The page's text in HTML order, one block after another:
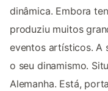
dinâmica. Embora
produziu muitos
eventos artísticos. A
o seu dinamismo.
Alemanha. Está,